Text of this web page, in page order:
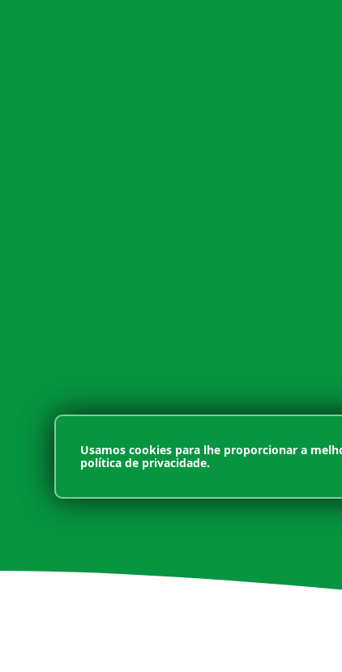
Usamos cookies para lhe proporcionar a
política de privacidade.